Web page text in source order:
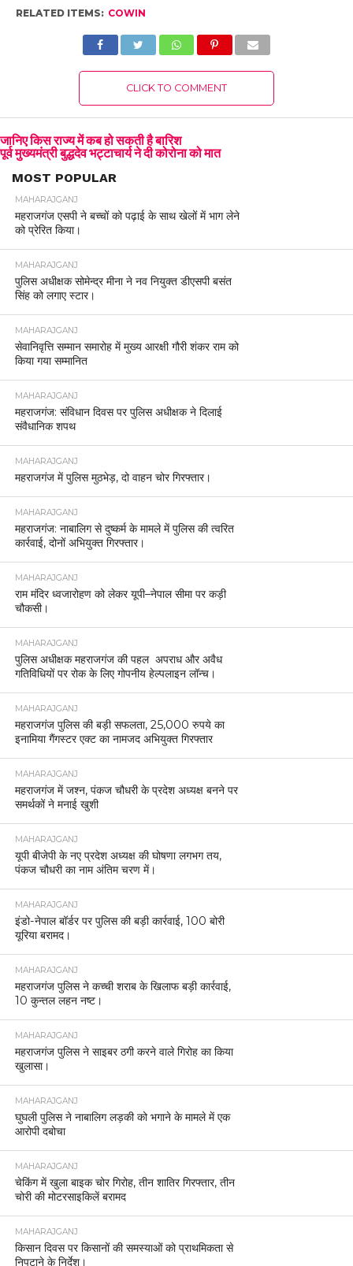
RELATED ITEMS: COWIN
CLICK TO COMMENT
जानिए किस राज्य में कब हो सकती है बारिश
पूर्व मुख्यमंत्री बुद्धदेव भट्टाचार्य ने दी कोरोना को मात
MOST POPULAR
MAHARAJGANJ
महराजगंज एसपी ने बच्चों को पढ़ाई के साथ खेलों में भाग लेने
को प्रेरित किया।
MAHARAJGANJ
पुलिस अधीक्षक सोमेन्द्र मीना ने नव नियुक्त डीएसपी बसंत
सिंह को लगाए स्टार।
MAHARAJGANJ
सेवानिवृत्ति सम्मान समारोह में मुख्य आरक्षी गौरी शंकर राम को
किया गया सम्मानित
MAHARAJGANJ
महराजगंज: संविधान दिवस पर पुलिस अधीक्षक ने दिलाई
संवैधानिक शपथ
MAHARAJGANJ
महराजगंज में पुलिस मुठभेड़, दो वाहन चोर गिरफ्तार।
MAHARAJGANJ
महराजगंज: नाबालिग से दुष्कर्म के मामले में पुलिस की त्वरित
कार्रवाई, दोनों अभियुक्त गिरफ्तार।
MAHARAJGANJ
राम मंदिर ध्वजारोहण को लेकर यूपी–नेपाल सीमा पर कड़ी
चौकसी।
MAHARAJGANJ
पुलिस अधीक्षक महराजगंज की पहल अपराध और अवैध
गतिविधियों पर रोक के लिए गोपनीय हेल्पलाइन लॉन्च।
MAHARAJGANJ
महराजगंज पुलिस की बड़ी सफलता, 25,000 रुपये का
इनामिया गैंगस्टर एक्ट का नामजद अभियुक्त गिरफ्तार
MAHARAJGANJ
महराजगंज में जश्न, पंकज चौधरी के प्रदेश अध्यक्ष बनने पर
समर्थकों ने मनाई खुशी
MAHARAJGANJ
यूपी बीजेपी के नए प्रदेश अध्यक्ष की घोषणा लगभग तय,
पंकज चौधरी का नाम अंतिम चरण में।
MAHARAJGANJ
इंडो-नेपाल बॉर्डर पर पुलिस की बड़ी कार्रवाई, 100 बोरी
यूरिया बरामद।
MAHARAJGANJ
महराजगंज पुलिस ने कच्ची शराब के खिलाफ बड़ी कार्रवाई,
10 कुन्तल लहन नष्ट।
MAHARAJGANJ
महराजगंज पुलिस ने साइबर ठगी करने वाले गिरोह का किया
खुलासा।
MAHARAJGANJ
घुघली पुलिस ने नाबालिग लड़की को भगाने के मामले में एक
आरोपी दबोचा
MAHARAJGANJ
चेकिंग में खुला बाइक चोर गिरोह, तीन शातिर गिरफ्तार, तीन
चोरी की मोटरसाइकिलें बरामद
MAHARAJGANJ
किसान दिवस पर किसानों की समस्याओं को प्राथमिकता से
निपटाने के निर्देश।